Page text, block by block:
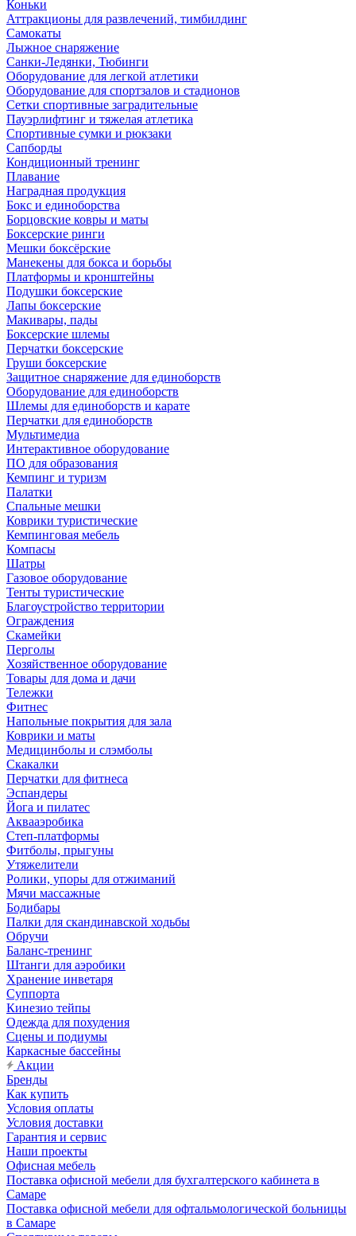
Коньки
Аттракционы для развлечений, тимбилдинг
Самокаты
Лыжное снаряжение
Санки-Ледянки, Тюбинги
Оборудование для легкой атлетики
Оборудование для спортзалов и стадионов
Сетки спортивные заградительные
Пауэрлифтинг и тяжелая атлетика
Спортивные сумки и рюкзаки
Сапборды
Кондиционный тренинг
Плавание
Наградная продукция
Бокс и единоборства
Борцовские ковры и маты
Боксерские ринги
Мешки боксёрские
Манекены для бокса и борьбы
Платформы и кронштейны
Подушки боксерские
Лапы боксерские
Макивары, пады
Боксерские шлемы
Перчатки боксерские
Груши боксерские
Защитное снаряжение для единоборств
Оборудование для единоборств
Шлемы для единоборств и карате
Перчатки для единоборств
Мультимедиа
Интерактивное оборудование
ПО для образования
Кемпинг и туризм
Палатки
Спальные мешки
Коврики туристические
Кемпинговая мебель
Компасы
Шатры
Газовое оборудование
Тенты туристические
Благоустройство территории
Ограждения
Скамейки
Перголы
Хозяйственное оборудование
Товары для дома и дачи
Тележки
Фитнес
Напольные покрытия для зала
Коврики и маты
Медицинболы и слэмболы
Скакалки
Перчатки для фитнеса
Эспандеры
Йога и пилатес
Аквааэробика
Степ-платформы
Фитболы, прыгуны
Утяжелители
Ролики, упоры для отжиманий
Мячи массажные
Бодибары
Палки для скандинавской ходьбы
Обручи
Баланс-тренинг
Штанги для аэробики
Хранение инветаря
Суппорта
Кинезио тейпы
Одежда для похудения
Сцены и подиумы
Каркасные бассейны
Акции
Бренды
Как купить
Условия оплаты
Условия доставки
Гарантия и сервис
Наши проекты
Офисная мебель
Поставка офисной мебели для бухгалтерского кабинета в
Самаре
Поставка офисной мебели для офтальмологической больницы
в Самаре